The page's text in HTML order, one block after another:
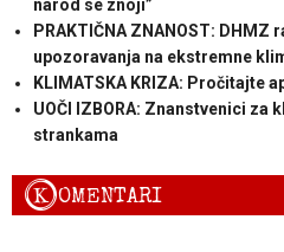
narod se znoji”
PRAKTIČNA ZNANOST: DHMZ
upozoravanja na ekstremne
KLIMATSKA KRIZA: Pročitajte
UOČI IZBORA: Znanstvenici za
strankama
KOMENTARI